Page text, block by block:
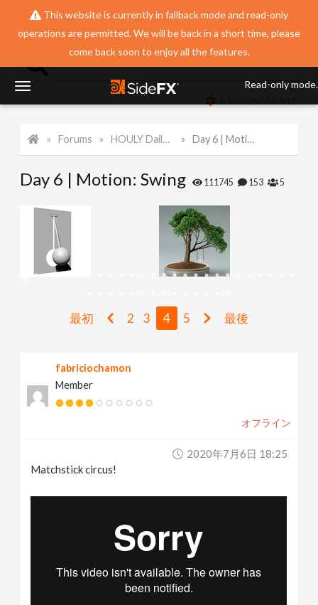
This website is currently in fallback mode and read-only
operations are permitted. We will be back in a short time, please
come back soon to enjoy all the features.
Read-only mode.
g
Advanced Search
Forums HOULY Daily Challenge Day 6 | Motion: Swing
Day 6 | Motion: Swing 111745 153 5
最初 2 3 4 5 最後
fabriciochamon
Member
オフライン
2020年7月6日 18:25
Matchstick circus!